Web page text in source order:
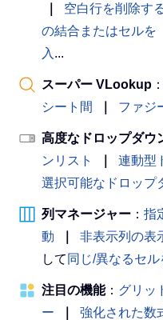
空白行を削除す
の結合またはセルを
入 ...
スーパー VLookup ：
シート間
ファジ
高度なドロップダウ
ンリスト
連動型
選択可能なドロップ
列マネージャー ： 指
動
非表示列の表
して 同じ/異なるセル
注目の機能： グリッ
ー
強化された数